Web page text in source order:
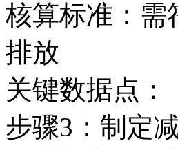
核算标准：需
排放
关键数据点：
步骤3：制定